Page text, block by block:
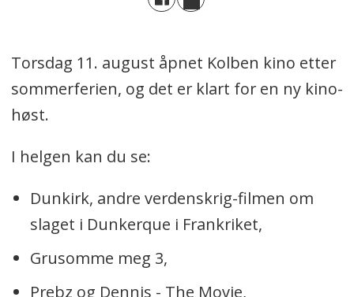
Torsdag 11. august åpnet Kolben kino etter
sommerferien, og det er klart for en ny kino-
høst.
I helgen kan du se:
Dunkirk, andre verdenskrig-filmen om
slaget i Dunkerque i Frankriket,
Grusomme meg 3,
Prebz og Dennis - The Movie,